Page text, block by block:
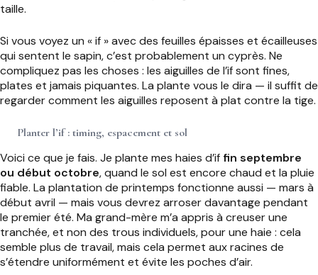
taille.
Si vous voyez un « if » avec des feuilles épaisses et écailleuses
qui sentent le sapin, c’est probablement un cyprès. Ne
compliquez pas les choses : les aiguilles de l’if sont fines,
plates et jamais piquantes. La plante vous le dira — il suffit de
regarder comment les aiguilles reposent à plat contre la tige.
Planter l’if : timing, espacement et sol
Voici ce que je fais. Je plante mes haies d’if fin septembre
ou début octobre, quand le sol est encore chaud et la pluie
fiable. La plantation de printemps fonctionne aussi — mars à
début avril — mais vous devrez arroser davantage pendant
le premier été. Ma grand-mère m’a appris à creuser une
tranchée, et non des trous individuels, pour une haie : cela
semble plus de travail, mais cela permet aux racines de
s’étendre uniformément et évite les poches d’air.